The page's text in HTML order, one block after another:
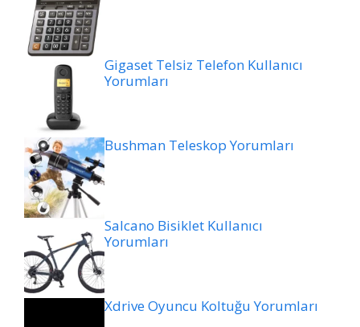
Gigaset Telsiz Telefon Kullanıcı
Yorumları
Bushman Teleskop Yorumları
Salcano Bisiklet Kullanıcı
Yorumları
Xdrive Oyuncu Koltuğu Yorumları